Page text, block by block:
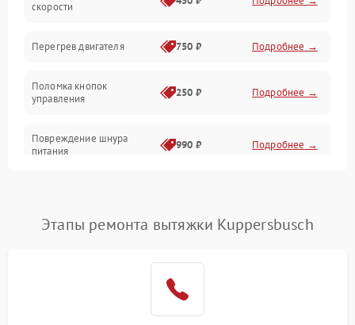
скорости
Перегрев двигателя 750 ₽ Подробнее →
Поломка кнопок
управления
250 ₽ Подробнее →
Повреждение шнура
питания
990 ₽ Подробнее →
1000 ₽
Этапы ремонта вытяжки Kuppersbusch